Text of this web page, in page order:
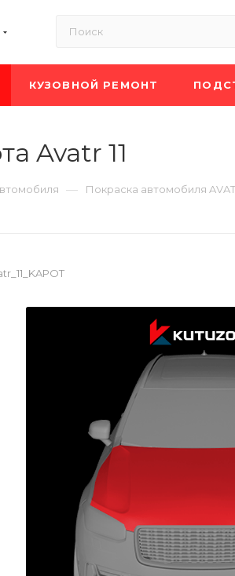
КУЗОВНОЙ РЕМОНТ
Avatr 11
— Покраска автомобиля